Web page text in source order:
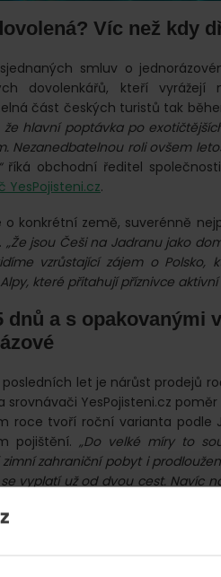
Víc než kdy
smluv o
dovolenkářů, kteří
část českých turistů tak
hlavní poptávka po
Nezanedbatelnou roli ovšem
říká obchodní ředitel
YesPojisteni.cz.
o konkrétní země, suverénně
„Že jsou Češi na Jadranu jako
vzrůstající zájem o
které přitahují příznivce
dnů a s opakovanými
let je nárůst prodejů
srovnávači YesPojisteni.cz
roce tvoří roční varianta podle
pojištění. „Do velké míry to
zahraniční pobyt i
vyplatí už od dvou cest. Navíc